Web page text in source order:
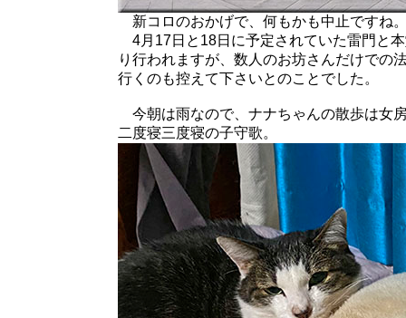
新コロのおかげで、何もかも中止ですね
4月17日と18日に予定されていた雷門と
り行われますが、数人のお坊さんだけでの
行くのも控えて下さいとのことでした。
今朝は雨なので、ナナちゃんの散歩は女
二度寝三度寝の子守歌。